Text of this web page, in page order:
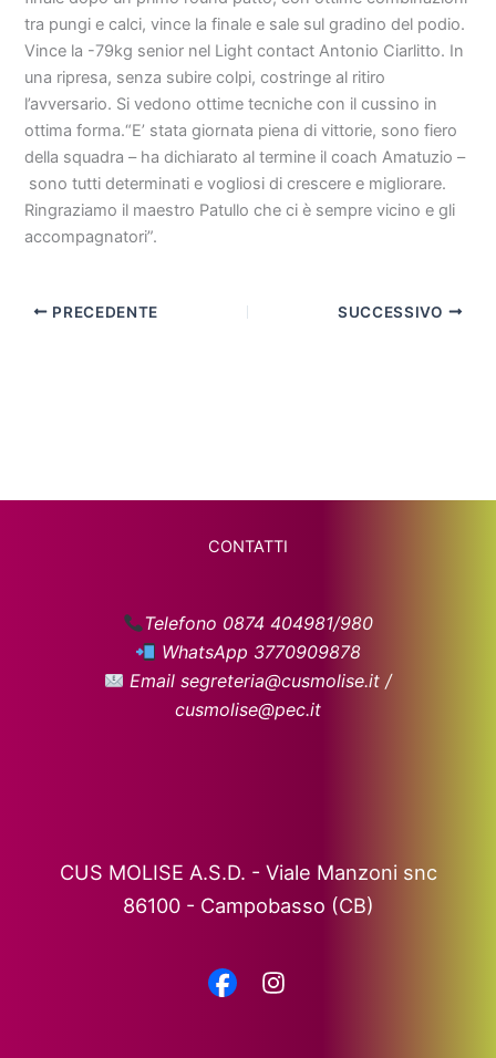
tra pungi e calci, vince la finale e sale sul gradino del podio.
Vince la -79kg senior nel Light contact Antonio Ciarlitto. In
una ripresa, senza subire colpi, costringe al ritiro
l’avversario. Si vedono ottime tecniche con il cussino in
ottima forma.“E’ stata giornata piena di vittorie, sono fiero
della squadra – ha dichiarato al termine il coach Amatuzio –
sono tutti determinati e vogliosi di crescere e migliorare.
Ringraziamo il maestro Patullo che ci è sempre vicino e gli
accompagnatori”.
PRECEDENTE SUCCESSIVO
CONTATTI
Telefono 0874 404981/980
WhatsApp 3770909878
Email segreteria@cusmolise.it /
cusmolise@pec.it
CUS MOLISE A.S.D. - Viale Manzoni snc
86100 - Campobasso (CB)